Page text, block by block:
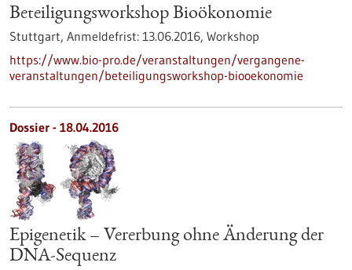
Beteiligungsworkshop Bioökonomie
Stuttgart, Anmeldefrist: 13.06.2016, Workshop
https://www.bio-pro.de/veranstaltungen/vergangene-
veranstaltungen/beteiligungsworkshop-biooekonomie
Dossier - 18.04.2016
Epigenetik – Vererbung ohne Änderung der
DNA-Sequenz